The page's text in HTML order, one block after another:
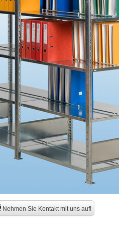
Nehmen Sie Kontakt mit uns auf!